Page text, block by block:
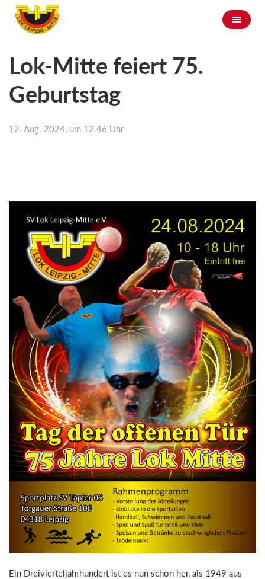
Lok-Mitte feiert 75.
Geburtstag
12. Aug. 2024, um 12.46 Uhr
Ein Dreivierteljahrhundert ist es nun schon her, als 1949 aus